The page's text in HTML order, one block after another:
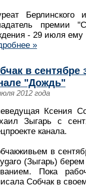
Берлинского
премии
- 29 июля ему
»
в сентябре
"Дождь"
2012 года
Ксения
Зыгарь с
канала.
в
(Зыгарь)
Пока
Собчак в